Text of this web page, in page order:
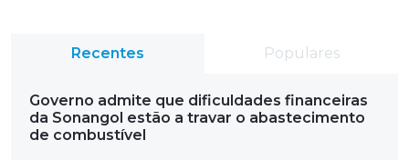
Recentes Populares
Governo admite que dificuldades financeiras
da Sonangol estão a travar o abastecimento
de combustível